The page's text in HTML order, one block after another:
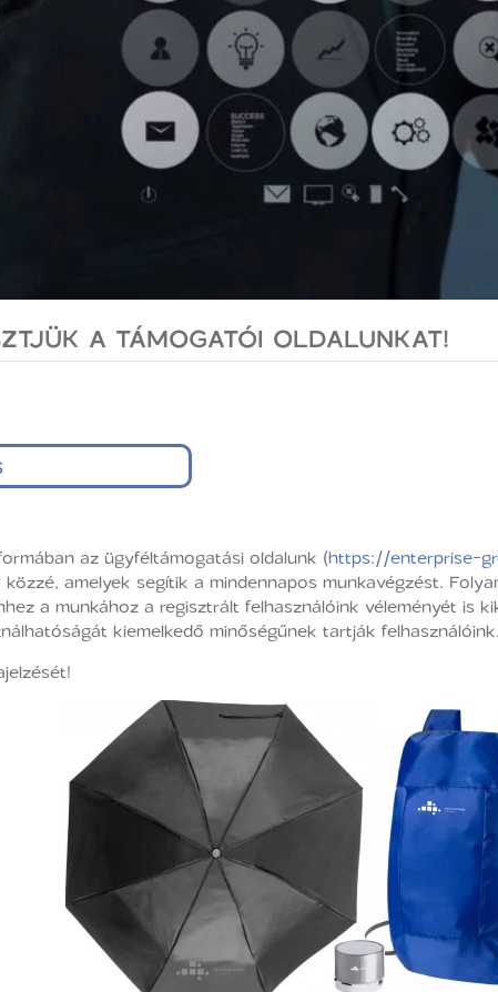
A TÁMOGATÓI OLDALUNKAT!
az ügyféltámogatási oldalunk (https://enterprise-
amelyek segítik a mindennapos munkavégzést.
a munkához a regisztrált felhasználóink véleményét is
kiemelkedő minőségűnek tartják felhasználóink.